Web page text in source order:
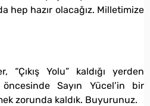
hep hazır olacağız. Milletimize
“Çıkış Yolu” kaldığı yerden
Sayın Yücel’in bir
zorunda kaldık. Buyurunuz.